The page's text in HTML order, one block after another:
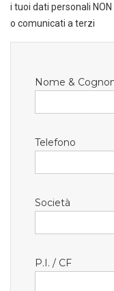
i tuoi dati personali
o comunicati a terzi
Nome &
Telefono
Società
P.I. / CF